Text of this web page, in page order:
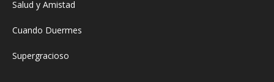
Salud y Amistad
Cuando Duermes
Supergracioso